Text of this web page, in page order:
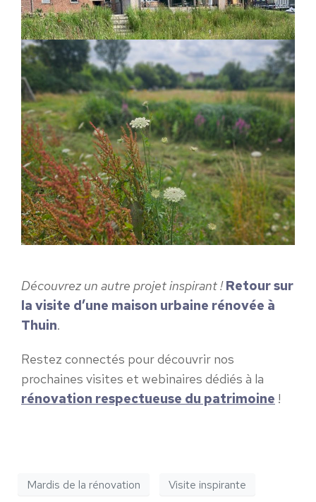
Découvrez un autre projet inspirant ! Retour sur
la visite d’une maison urbaine rénovée à
Thuin.
Restez connectés pour découvrir nos
prochaines visites et webinaires dédiés à la
rénovation respectueuse du patrimoine !
Mardis de la rénovation Visite inspirante